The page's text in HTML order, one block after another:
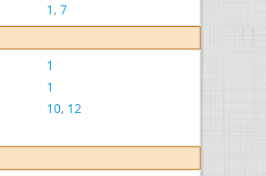
1, 7
1
1
10, 12